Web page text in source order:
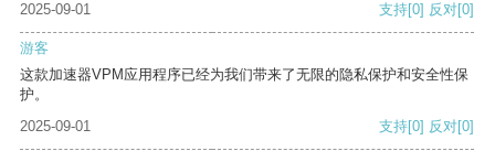
2025-09-01
支持[0] 反对[0]
游客
这款加速器VPM应用程序已经为我们带来了无限的隐私保护和安全性保
护。
2025-09-01
支持[0] 反对[0]